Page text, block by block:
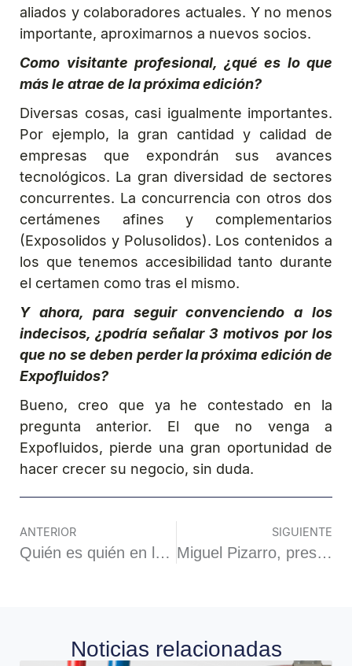
aliados y colaboradores actuales. Y no menos
importante, aproximarnos a nuevos socios.
Como visitante profesional, ¿qué es lo que
más le atrae de la próxima edición?
Diversas cosas, casi igualmente importantes.
Por ejemplo, la gran cantidad y calidad de
empresas que expondrán sus avances
tecnológicos. La gran diversidad de sectores
concurrentes. La concurrencia con otros dos
certámenes afines y complementarios
(Exposolidos y Polusolidos). Los contenidos a
los que tenemos accesibilidad tanto durante
el certamen como tras el mismo.
Y ahora, para seguir convenciendo a los
indecisos, ¿podría señalar 3 motivos por los
que no se deben perder la próxima edición de
Expofluidos?
Bueno, creo que ya he contestado en la
pregunta anterior. El que no venga a
Expofluidos, pierde una gran oportunidad de
hacer crecer su negocio, sin duda.
ANTERIOR
Quién es quién en los Comités Organizadores de Exposolidos, Polusolidos, Expofluidos
SIGUIENTE
Miguel Pizarro, presidente de Polusolidos 2024: «Premiar una empresa que haga las cosas bien es tener futuro para todos.»
Noticias relacionadas